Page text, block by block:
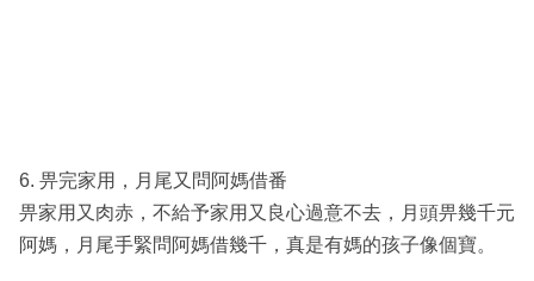
6. 畀完家用，月尾又問阿媽借番
畀家用又肉赤，不給予家用又良心過意不去，月頭畀幾千元
阿媽，月尾手緊問阿媽借幾千，真是有媽的孩子像個寶。